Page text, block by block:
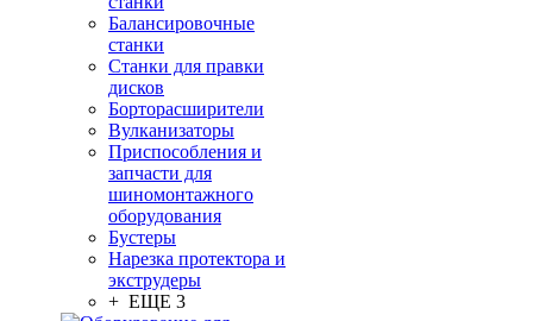
Балансировочные
станки
Станки для правки
дисков
Борторасширители
Вулканизаторы
Приспособления и
запчасти для
шиномонтажного
оборудования
Бустеры
Нарезка протектора и
экструдеры
+ ЕЩЕ 3